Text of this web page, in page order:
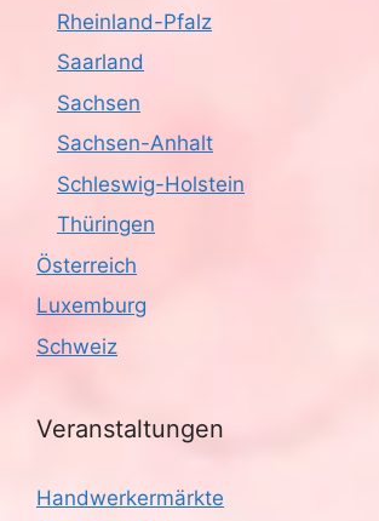
Rheinland-Pfalz
Saarland
Sachsen
Sachsen-Anhalt
Schleswig-Holstein
Thüringen
Österreich
Luxemburg
Schweiz
Veranstaltungen
Handwerkermärkte